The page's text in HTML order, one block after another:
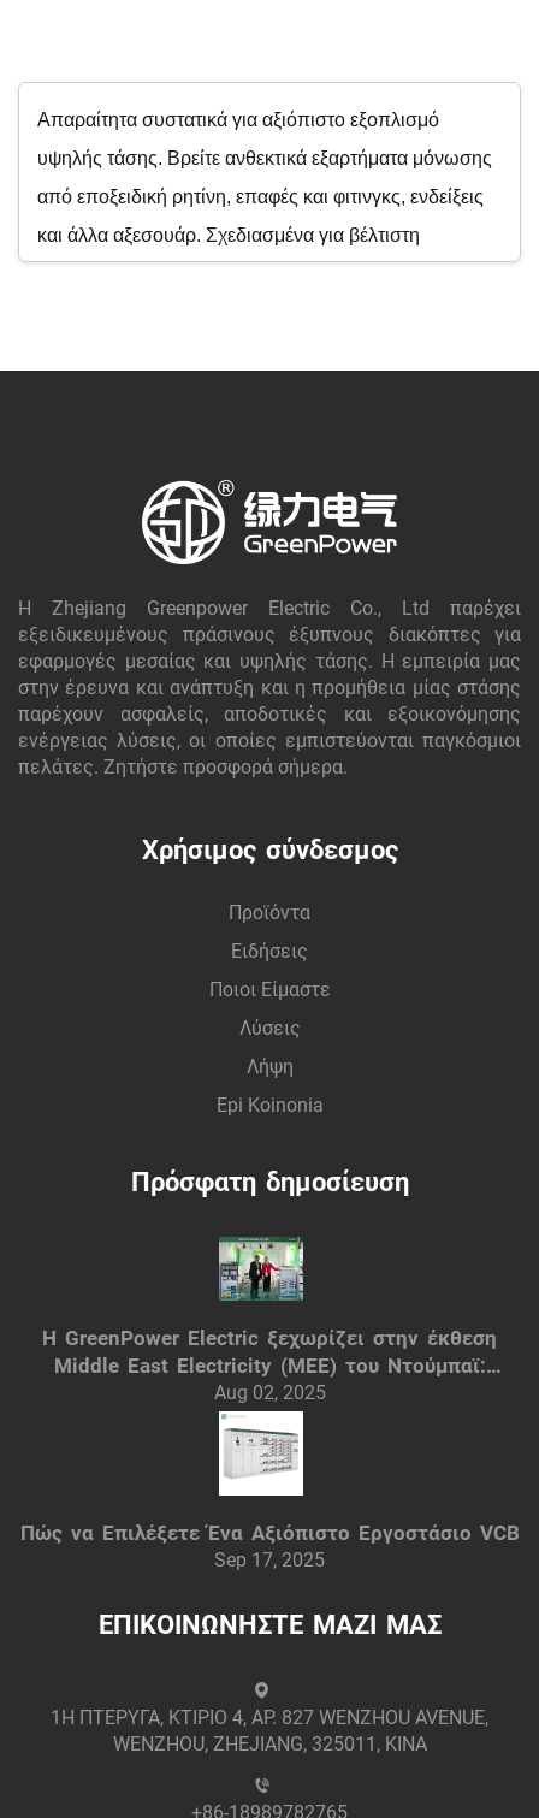
Απαραίτητα συστατικά για αξιόπιστο εξοπλισμό
υψηλής τάσης. Βρείτε ανθεκτικά εξαρτήματα μόνωσης
από εποξειδική ρητίνη, επαφές και φιτινγκς, ενδείξεις
και άλλα αξεσουάρ. Σχεδιασμένα για βέλτιστη
Η Zhejiang Greenpower Electric Co., Ltd παρέχει
εξειδικευμένους πράσινους έξυπνους διακόπτες για
εφαρμογές μεσαίας και υψηλής τάσης. Η εμπειρία μας
στην έρευνα και ανάπτυξη και η προμήθεια μίας στάσης
παρέχουν ασφαλείς, αποδοτικές και εξοικονόμησης
ενέργειας λύσεις, οι οποίες εμπιστεύονται παγκόσμιοι
πελάτες. Ζητήστε προσφορά σήμερα.
Χρήσιμος σύνδεσμος
Προϊόντα
Ειδήσεις
Ποιοι Είμαστε
Λύσεις
Λήψη
Epi Koinonia
Πρόσφατη δημοσίευση
Η GreenPower Electric ξεχωρίζει στην έκθεση
Middle East Electricity (MEE) του Ντούμπαϊ:
Έξυπνες ηλεκτρικές λύσεις
Aug 02, 2025
Πώς να Επιλέξετε Ένα Αξιόπιστο Εργοστάσιο VCB
Sep 17, 2025
ΕΠΙΚΟΙΝΩΝΗΣΤΕ ΜΑΖΙ ΜΑΣ
1Η ΠΤΕΡΥΓΑ, ΚΤΙΡΙΟ 4, ΑΡ. 827 WENZHOU AVENUE,
WENZHOU, ZHEJIANG, 325011, ΚΙΝΑ
+86-18989782765